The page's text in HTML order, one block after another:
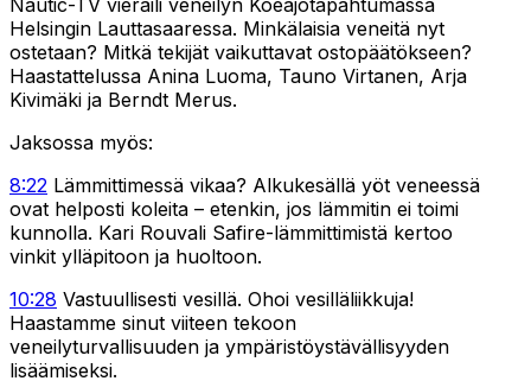
Helsingin Lauttasaaressa. Minkälaisia veneitä nyt
ostetaan? Mitkä tekijät vaikuttavat ostopäätökseen?
Haastattelussa Anina Luoma, Tauno Virtanen, Arja
Kivimäki ja Berndt Merus.
Jaksossa myös:
8:22 Lämmittimessä vikaa? Alkukesällä yöt veneessä
ovat helposti koleita – etenkin, jos lämmitin ei toimi
kunnolla. Kari Rouvali Safire-lämmittimistä kertoo
vinkit ylläpitoon ja huoltoon.
10:28 Vastuullisesti vesillä. Ohoi vesilläliikkuja!
Haastamme sinut viiteen tekoon
veneilyturvallisuuden ja ympäristöystävällisyyden
lisäämiseksi.